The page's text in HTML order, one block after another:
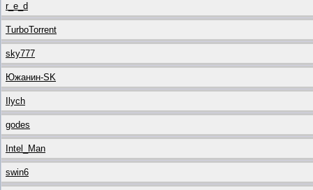
r_e_d
TurboTorrent
sky777
Южанин-SK
Ilych
godes
Intel_Man
swin6